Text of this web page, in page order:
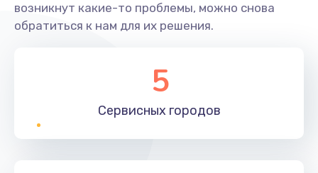
возникнут какие-то проблемы, можно снова
обратиться к нам для их решения.
5
Сервисных городов